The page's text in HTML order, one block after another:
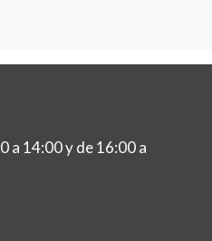
a 14:00 y de 16:00 a